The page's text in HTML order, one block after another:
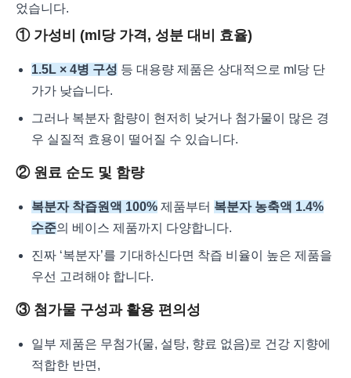
었습니다.
① 가성비 (ml당 가격, 성분 대비 효율)
1.5L × 4병 구성 등 대용량 제품은 상대적으로 ml당 단
가가 낮습니다.
그러나 복분자 함량이 현저히 낮거나 첨가물이 많은 경
우 실질적 효용이 떨어질 수 있습니다.
② 원료 순도 및 함량
복분자 착즙원액 100% 제품부터 복분자 농축액 1.4%
수준의 베이스 제품까지 다양합니다.
진짜 ‘복분자’를 기대하신다면 착즙 비율이 높은 제품을
우선 고려해야 합니다.
③ 첨가물 구성과 활용 편의성
일부 제품은 무첨가(물, 설탕, 향료 없음)로 건강 지향에
적합한 반면,